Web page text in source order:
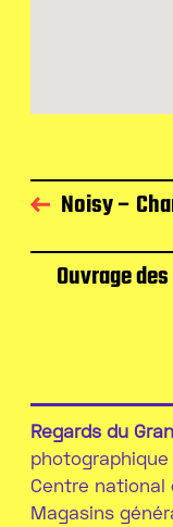
Noisy –
Ouvrage
Regards du
Centre
Magasins